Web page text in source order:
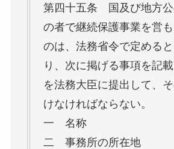
第四十五条 国及び地方
の者で継続保護事業を営
のは、法務省令で定める
り、次に掲げる事項を記
を法務大臣に提出して、
けなければならない。
一 名称
二 事務所の所在地